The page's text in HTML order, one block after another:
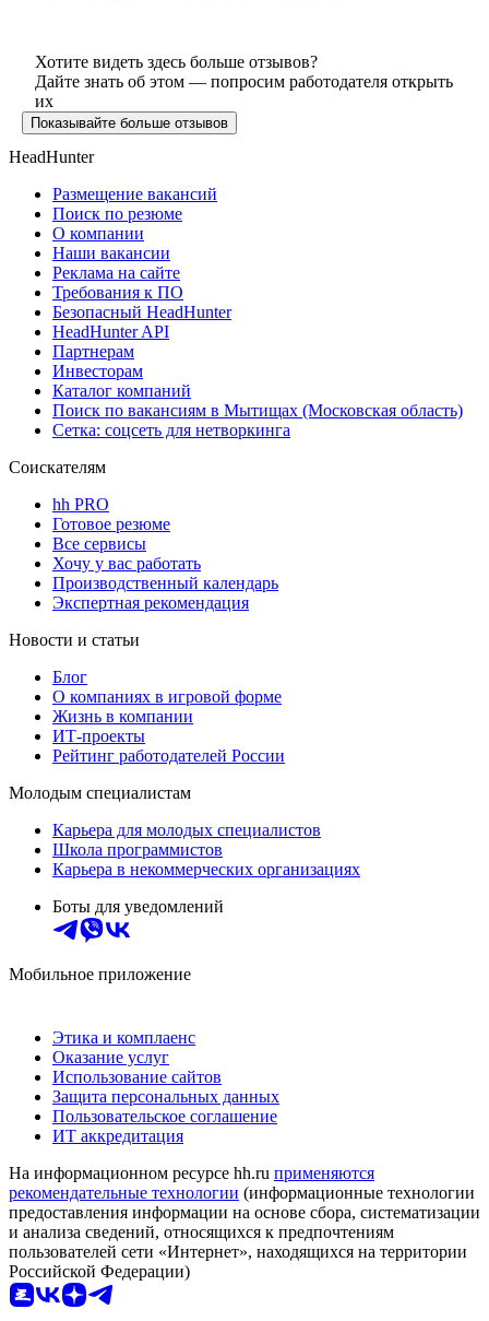
Хотите видеть здесь больше отзывов?
Дайте знать об этом — попросим работодателя открыть
их
Показывайте больше отзывов
HeadHunter
Размещение вакансий
Поиск по резюме
О компании
Наши вакансии
Реклама на сайте
Требования к ПО
Безопасный HeadHunter
HeadHunter API
Партнерам
Инвесторам
Каталог компаний
Поиск по вакансиям в Мытищах (Московская область)
Сетка: соцсеть для нетворкинга
Соискателям
hh PRO
Готовое резюме
Все сервисы
Хочу у вас работать
Производственный календарь
Экспертная рекомендация
Новости и статьи
Блог
О компаниях в игровой форме
Жизнь в компании
ИТ-проекты
Рейтинг работодателей России
Молодым специалистам
Карьера для молодых специалистов
Школа программистов
Карьера в некоммерческих организациях
Боты для уведомлений
Мобильное приложение
Этика и комплаенс
Оказание услуг
Использование сайтов
Защита персональных данных
Пользовательское соглашение
ИТ аккредитация
На информационном ресурсе hh.ru применяются
рекомендательные технологии (информационные технологии
предоставления информации на основе сбора, систематизации
и анализа сведений, относящихся к предпочтениям
пользователей сети «Интернет», находящихся на территории
Российской Федерации)